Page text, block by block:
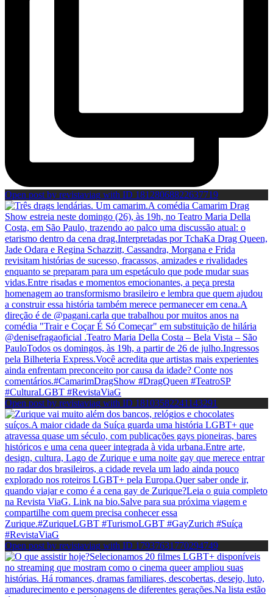
Open post by revistaviag with ID 18128068822637719
Open post by revistaviag with ID 18103582241143291
Open post by revistaviag with ID 17937631770294749